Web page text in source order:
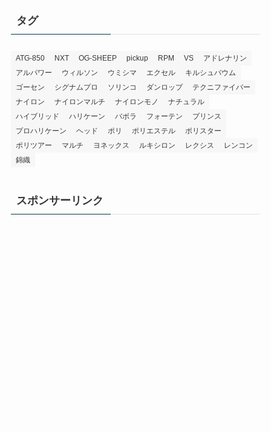
タグ
ATG-850 NXT OG-SHEEP pickup RPM VS
アドレナリン
アルパワー
ウィルソン ウミシマ エクセル
キルシュバウム
ゴーセン
シグナムプロ ソリンコ ダンロップ
テクニファイバー
ナイロン
ナイロンマルチ ナイロンモノ
ナチュラル
ハイブリッド
ハリケーン バボラ フォーテン
プリンス
プロハリケーン
ヘッド ポリ ポリエステル
ポリスター
ポリツアー
マルチ ヨネックス ルキシロン レクシス
レンコン
錦織
スポンサーリンク